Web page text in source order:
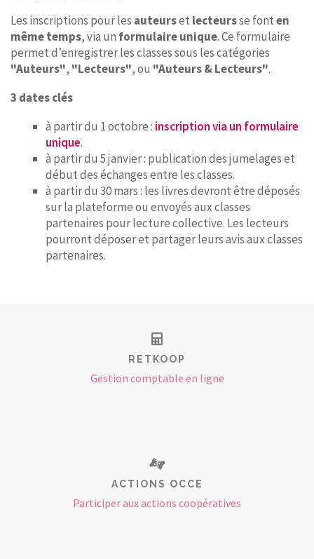
Les inscriptions pour les auteurset lecteursse fonten
même temps, via un formulaire unique. Ce formulaire
permet d’enregistrer les classes sous les catégories
"Auteurs", "Lecteurs", ou "Auteurs & Lecteurs".
3 dates clés
à partir du 1 octobre : inscription via un formulaire
unique.
à partir du 5 janvier : publication des jumelages et
début des échanges entre les classes.
à partir du 30 mars : les livres devront être déposés
sur la plateforme ou envoyés aux classes
partenaires pour lecture collective. Les lecteurs
pourront déposer et partager leurs avis aux classes
partenaires.
RETKOOP
Gestion comptable en ligne
ACTIONS OCCE
Participer aux actions coopératives